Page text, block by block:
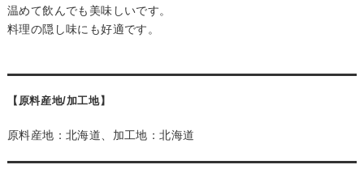
温めて飲んでも美味しいです。
料理の隠し味にも好適です。
【原料産地/加工地】
原料産地：北海道、加工地：北海道